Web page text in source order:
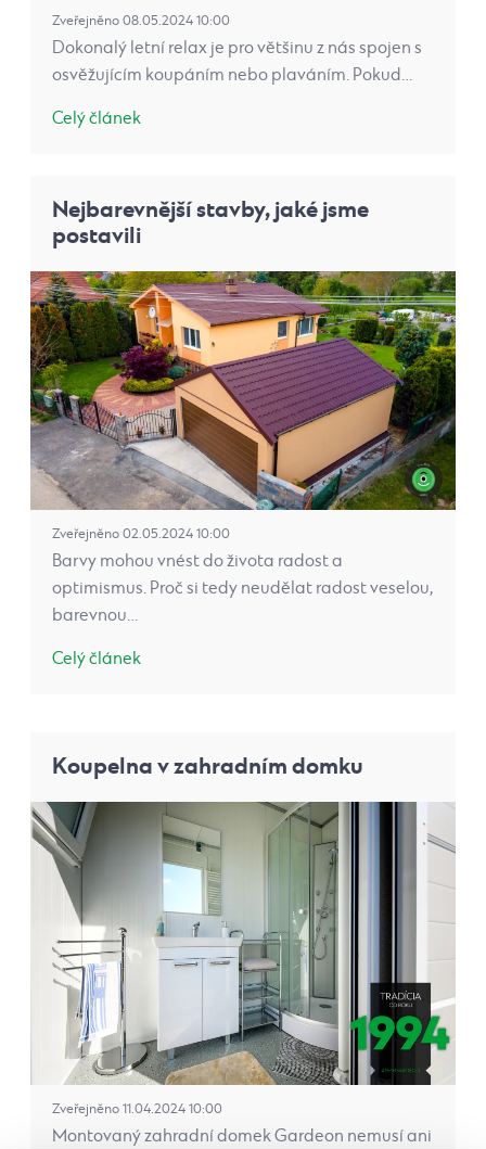
Zveřejněno 08.05.2024 10:00
Dokonalý letní relax je pro většinu z nás spojen s
osvěžujícím koupáním nebo plaváním. Pokud…
Celý článek
Nejbarevnější stavby, jaké jsme
postavili
Zveřejněno 02.05.2024 10:00
Barvy mohou vnést do života radost a
optimismus. Proč si tedy neudělat radost veselou,
barevnou…
Celý článek
Koupelna v zahradním domku
Zveřejněno 11.04.2024 10:00
Montovaný zahradní domek Gardeon nemusí ani